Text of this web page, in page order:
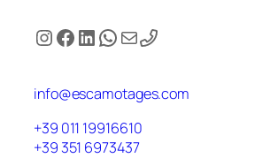
Instagram
Facebook
LinkedIn
WhatsApp
Email
info@escamotages.com
+39 011 19916610
+39 351 6973437